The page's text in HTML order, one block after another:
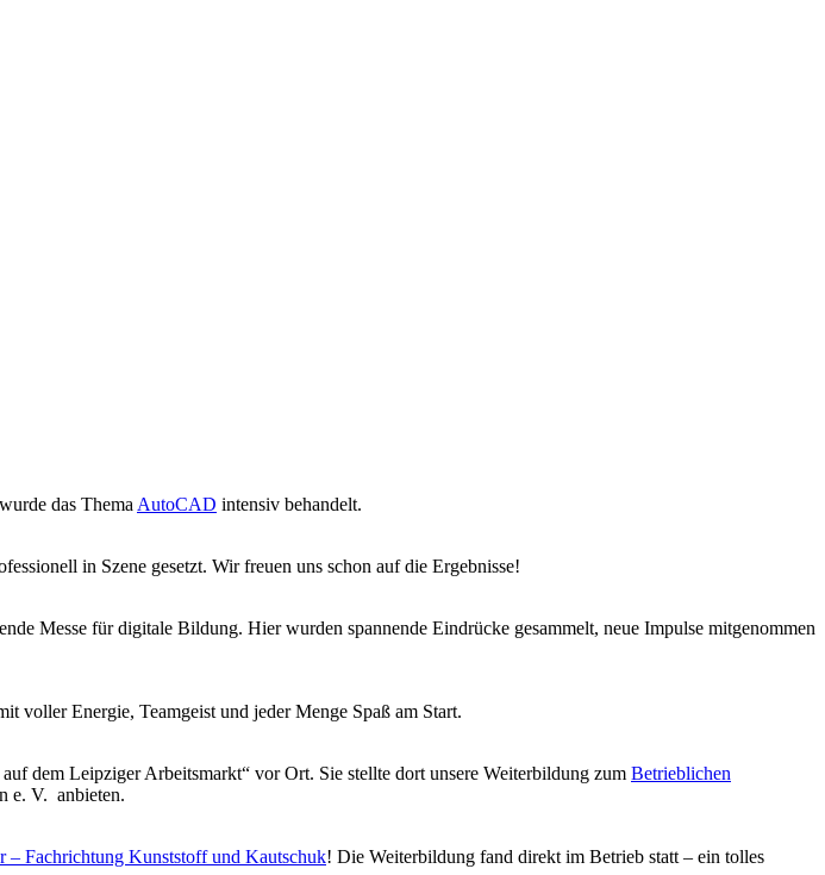
das ThemaAutoCAD intensiv behandelt.
in Szene gesetzt. Wir freuen uns schon auf die Ergebnisse!
Messe für digitale Bildung. Hier wurden spannende Eindrücke gesammelt, neue Impulse mitgenommen
Energie, Teamgeist und jeder Menge Spaß am Start.
dem Leipziger Arbeitsmarkt“ vor Ort. Sie stellte dort unsere Weiterbildung zum Betrieblichen
e. V. anbieten.
– Fachrichtung Kunststoff und Kautschuk! Die Weiterbildung fand direkt im Betrieb statt – ein tolles